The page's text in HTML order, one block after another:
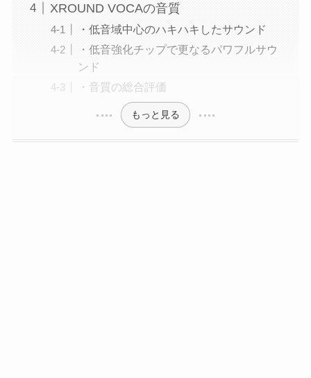
XROUND VOCAの音質
・低音域中心のハキハキしたサウンド
・低音強化チップで更なるパワフルサウ
ンド
・音質の総合評価
もっと見る